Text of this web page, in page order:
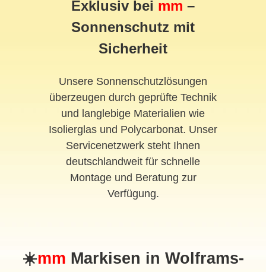
Exklusiv bei mm –
Sonnenschutz mit
Sicherheit
Unsere Sonnenschutzlösungen
überzeugen durch geprüfte Technik
und langlebige Materialien wie
Isolierglas und Polycarbonat. Unser
Servicenetzwerk steht Ihnen
deutschlandweit für schnelle
Montage und Beratung zur
Verfügung.
☀️mm Markisen in Wolframs-